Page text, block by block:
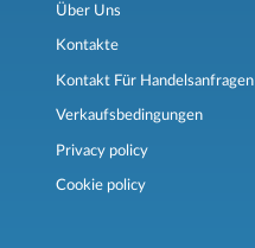
Über Uns
Kontakte
Kontakt Für Handelsanfragen
Verkaufsbedingungen
Privacy policy
Cookie policy